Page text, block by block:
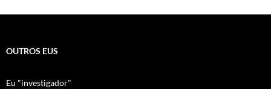
OUTROS EUS
Eu "investigador"